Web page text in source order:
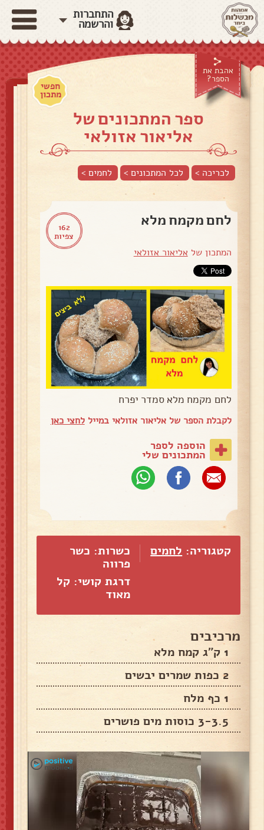
התחברות
והרשמה
אהבת את
הספר?
חפשי
מתכון
ספר המתכונים של
אליאור אזולאי
לכריכה > לכל המתכונים > לחמים>
162
צפיות
לחם מקמח מלא
המתכון של אליאור אזולאי
לחם מקמח מלא סמדר יפרח
לקבלת הספר של אליאור אזולאי במייללחצי כאן
הוספה לספר
המתכונים שלי
קטגוריה: לחמים
כשרות: כשר
פרווה
דרגת קושי: קל
מאוד
מרכיבים
1 ק״ג קמח מלא
2 כפות שמרים יבשים
1 כף מלח
3-3.5 כוסות מים פושרים